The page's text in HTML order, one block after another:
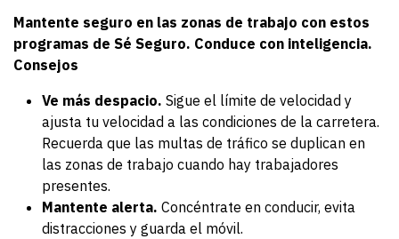
Mantente seguro en las zonas de trabajo con estos
programas de Sé Seguro. Conduce con inteligencia.
Consejos
Ve más despacio. Sigue el límite de velocidad y
ajusta tu velocidad a las condiciones de la carretera.
Recuerda que las multas de tráfico se duplican en
las zonas de trabajo cuando hay trabajadores
presentes.
Mantente alerta. Concéntrate en conducir, evita
distracciones y guarda el móvil.